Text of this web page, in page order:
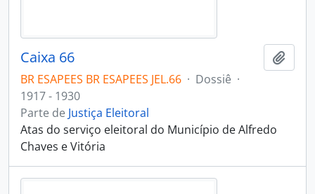
Caixa 66
BR ESAPEES BR ESAPEES JEL.66 · Dossiê ·
1917 - 1930
Parte de Justiça Eleitoral
Atas do serviço eleitoral do Município de Alfredo
Chaves e Vitória